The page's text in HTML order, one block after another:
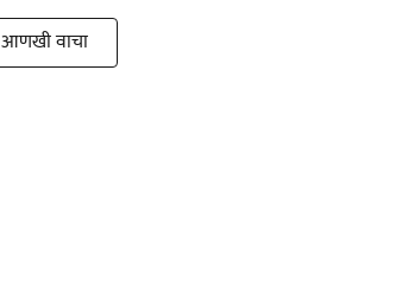
आणखी वाचा